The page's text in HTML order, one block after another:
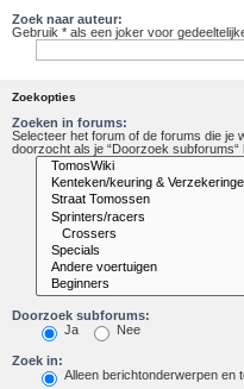
Zoek naar auteur:
Gebruik * als een joker voor
Zoekopties
Zoeken in forums:
Selecteer het forum of de forums die je
doorzocht als je “Doorzoek subforums“
Doorzoek subforums:
Ja
Nee
Zoek in:
Alleen berichtonderwerpen en